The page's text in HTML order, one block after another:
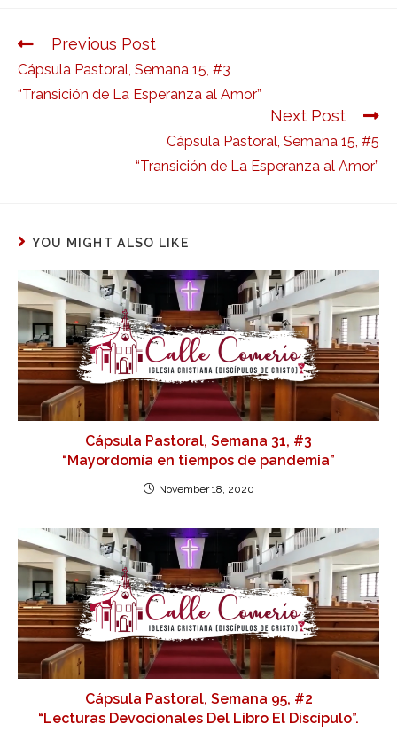
Previous Post
Cápsula Pastoral, Semana 15, #3
“Transición de La Esperanza al Amor”
Next Post
Cápsula Pastoral, Semana 15, #5
“Transición de La Esperanza al Amor”
YOU MIGHT ALSO LIKE
Cápsula Pastoral, Semana 31, #3
“Mayordomía en tiempos de pandemia”
November 18, 2020
Cápsula Pastoral, Semana 95, #2
“Lecturas Devocionales Del Libro El Discípulo”.